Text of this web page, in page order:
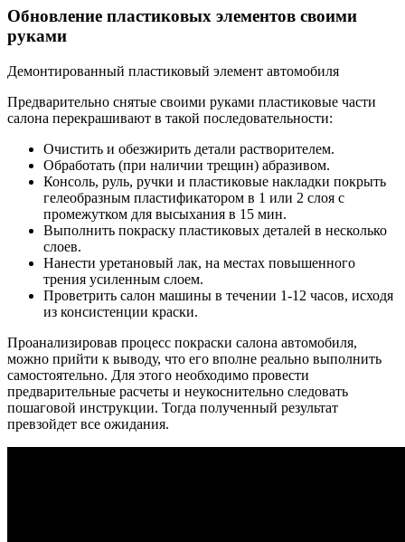
Обновление пластиковых элементов своими
руками
Демонтированный пластиковый элемент автомобиля
Предварительно снятые своими руками пластиковые части
салона перекрашивают в такой последовательности:
Очистить и обезжирить детали растворителем.
Обработать (при наличии трещин) абразивом.
Консоль, руль, ручки и пластиковые накладки покрыть
гелеобразным пластификатором в 1 или 2 слоя с
промежутком для высыхания в 15 мин.
Выполнить покраску пластиковых деталей в несколько
слоев.
Нанести уретановый лак, на местах повышенного
трения усиленным слоем.
Проветрить салон машины в течении 1-12 часов, исходя
из консистенции краски.
Проанализировав процесс покраски салона автомобиля,
можно прийти к выводу, что его вполне реально выполнить
самостоятельно. Для этого необходимо провести
предварительные расчеты и неукоснительно следовать
пошаговой инструкции. Тогда полученный результат
превзойдет все ожидания.